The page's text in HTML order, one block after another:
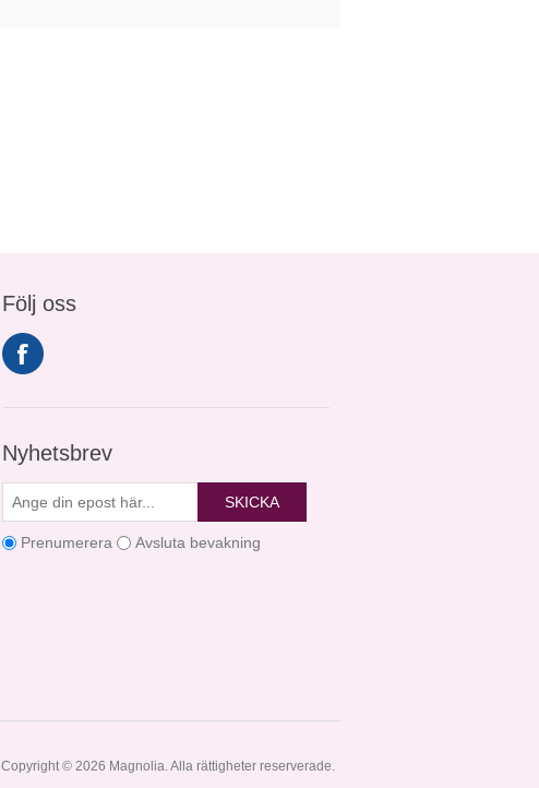
Följ oss
Nyhetsbrev
SKICKA
Prenumerera Avsluta bevakning
Copyright © 2026 Magnolia. Alla rättigheter reserverade.